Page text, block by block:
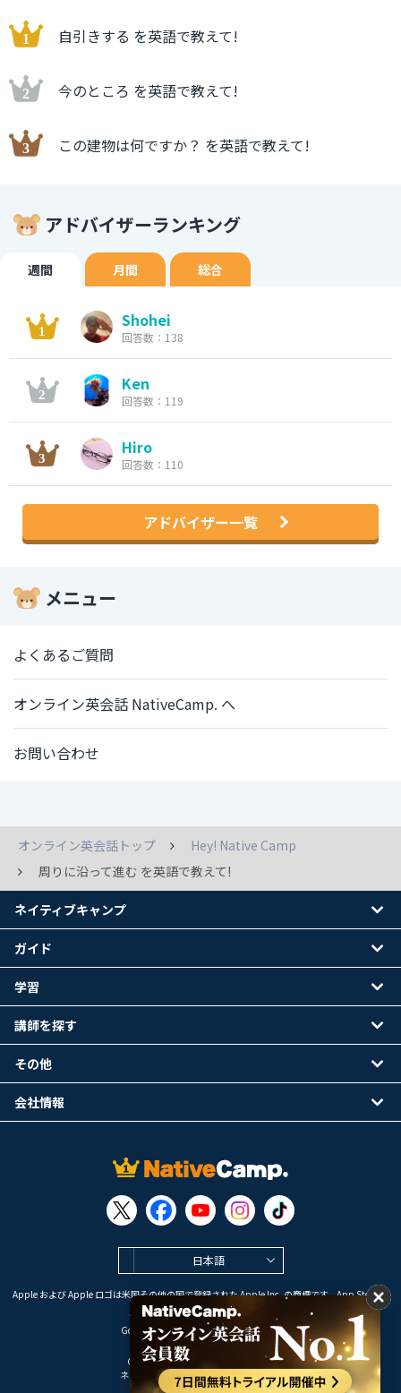
自引きする を英語で教えて!
今のところ を英語で教えて!
この建物は何ですか？ を英語で教えて!
アドバイザーランキング
週間 月間 総合
Shohei
回答数：138
Ken
回答数：119
Hiro
回答数：110
アドバイザー一覧
メニュー
よくあるご質問
オンライン英会話 NativeCamp. へ
お問い合わせ
オンライン英会話トップ
Hey! Native Camp
周りに沿って進む を英語で教えて!
日本語
Apple および Apple ロゴは米国その他の国で登録された Apple Inc. の商標です。App Store は
Apple Inc. のサービスマークです。
Google Play は Google LLC の商標です。
Copyright © 2026 オンライン英会話
ネイティブキャンプ All Rights Reserved.
ネイティブキャンプ
ガイド
学習
講師を探す
その他
会社情報